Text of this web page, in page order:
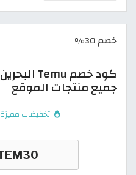
خصم 30%
جميع منتجات الموقع
تخفيضات مميزة